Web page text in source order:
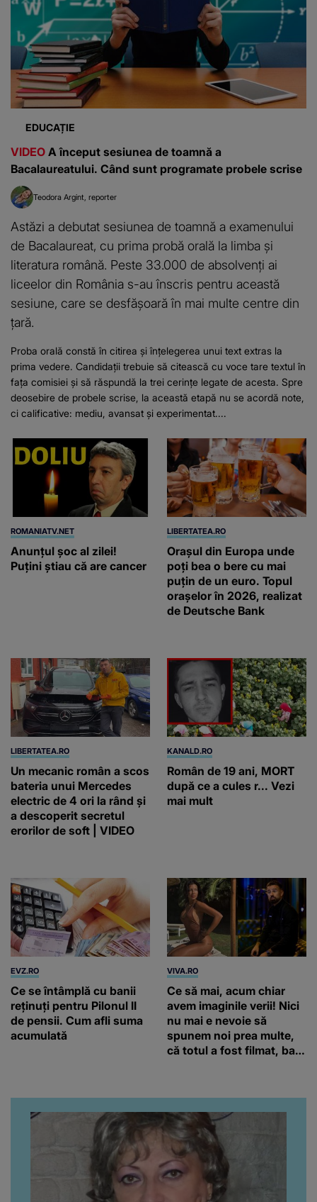
EDUCAȚIE
VIDEO A început sesiunea de toamnă a
Bacalaureatului. Când sunt programate probele scrise
Teodora Argint reporter
Astăzi a debutat sesiunea de toamnă a examenului
de Bacalaureat, cu prima probă orală la limba și
literatura română. Peste 33.000 de absolvenți ai
liceelor din România s-au înscris pentru această
sesiune, care se desfășoară în mai multe centre din
țară.
Proba orală constă în citirea și înțelegerea unui text extras la
prima vedere. Candidații trebuie să citească cu voce tare textul în
fața comisiei și să răspundă la trei cerințe legate de acesta. Spre
deosebire de probele scrise, la această etapă nu se acordă note,
ci calificative: mediu, avansat și experimentat....
ROMANIATV.NET
Anunţul şoc al zilei!
Puţini ştiau că are cancer
LIBERTATEA.RO
Orașul din Europa unde
poți bea o bere cu mai
puțin de un euro. Topul
orașelor în 2026, realizat
de Deutsche Bank
LIBERTATEA.RO
Un mecanic român a scos
bateria unui Mercedes
electric de 4 ori la rând și
a descoperit secretul
erorilor de soft | VIDEO
KANALD.RO
Român de 19 ani, MORT
după ce a cules r... Vezi
mai mult
EVZ.RO
Ce se întâmplă cu banii
reținuți pentru Pilonul II
de pensii. Cum afli suma
acumulată
VIVA.RO
Ce să mai, acum chiar
avem imaginile verii! Nici
nu mai e nevoie să
spunem noi prea multe,
că totul a fost filmat, ba
da, frumoasa iubită a lui
Florin Ristei e...